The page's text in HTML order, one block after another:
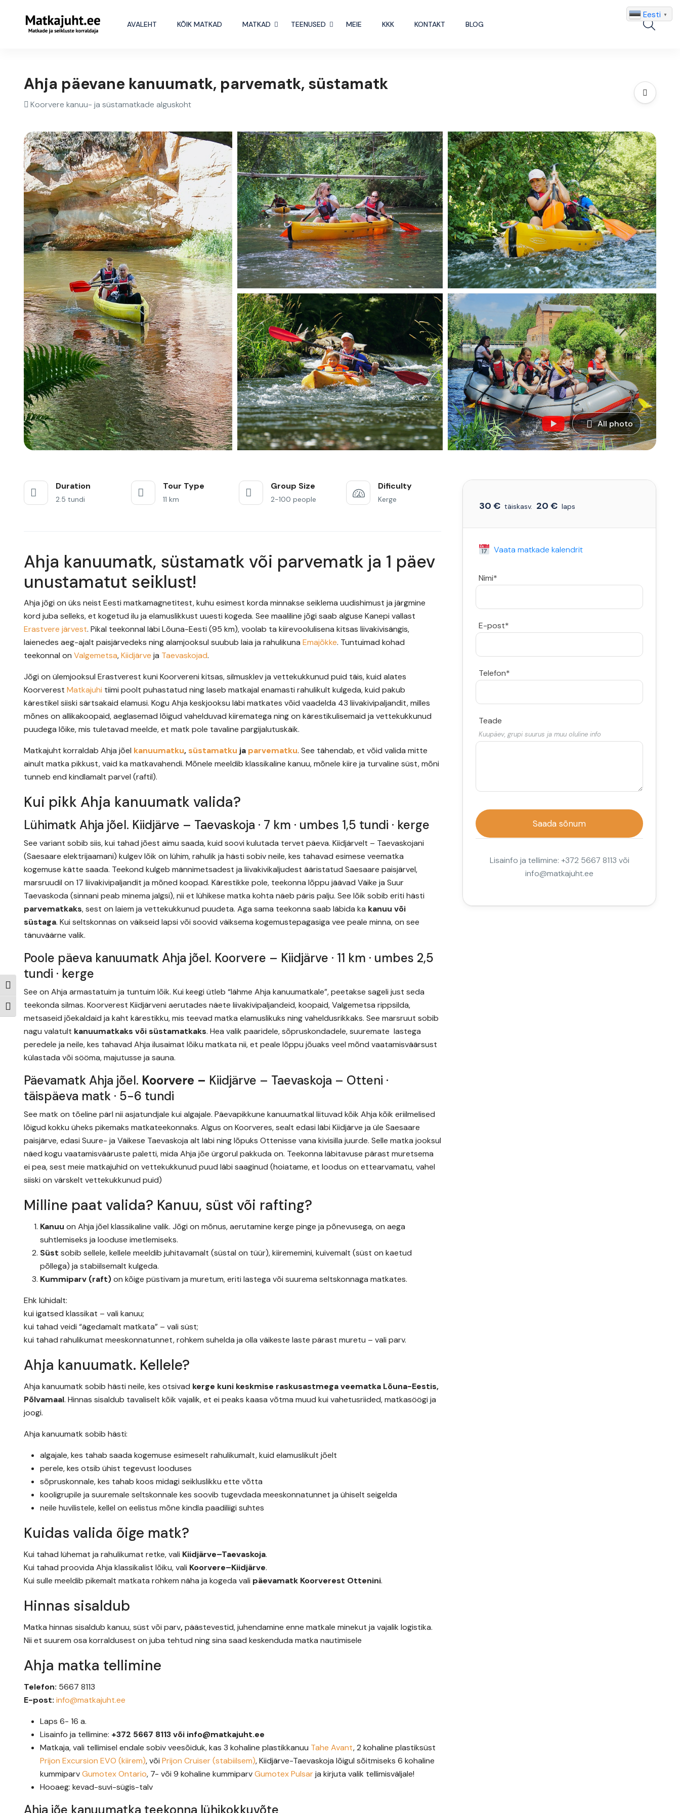
Toggle High Contrast
Toggle Font size
AVALEHT KÕIK MATKAD MATKAD TEENUSED MEIE KKK KONTAKT BLOG Search
Ahja päevane kanuumatk, parvematk, süstamatk
Koorvere kanuu- ja süstamatkade alguskoht
All photo
Duration
2.5 tundi
Tour Type
11 km
Group Size
2-100 people
Dificulty
Kerge
Ahja kanuumatk, süstamatk või parvematk ja 1 päev
unustamatut seiklust!
Ahja jõgi on üks neist Eesti matkamagnetitest, kuhu esimest korda minnakse seiklema uudishimust ja järgmine
kord juba selleks, et kogetud ilu ja elamuslikkust uuesti kogeda. See maaliline jõgi saab alguse Kanepi vallast
Erastvere järvest. Pikal teekonnal läbi Lõuna-Eesti (95 km), voolab ta kiirevoolulisena kitsas liivakivisängis,
laienedes aeg-ajalt paisjärvedeks ning alamjooksul suubub laia ja rahulikuna Emajõkke. Tuntuimad kohad
teekonnal on Valgemetsa,Kiidjärve ja Taevaskojad.
Jõgi on ülemjooksul Erastverest kuni Koorvereni kitsas, silmusklev ja vettekukkunud puid täis, kuid alates
Koorverest Matkajuhi tiimi poolt puhastatud ning laseb matkajal enamasti rahulikult kulgeda, kuid pakub
kärestikel siiski särtsakaid elamusi. Kogu Ahja keskjooksu läbi matkates võid vaadelda 43 liivakivipaljandit, milles
mõnes on allikakoopaid, aeglasemad lõigud vahelduvad kiirematega ning on kärestikulisemaid ja vettekukkunud
puudega lõike, mis tuletavad meelde, et matk pole tavaline pargijalutuskäik.
Matkajuht korraldab Ahja jõel kanuumatku, süstamatku ja parvematku. See tähendab, et võid valida mitte
ainult matka pikkust, vaid ka matkavahendi. Mõnele meeldib klassikaline kanuu, mõnele kiire ja turvaline süst, mõni
tunneb end kindlamalt parvel (raftil).
Kui pikk Ahja kanuumatk valida?
Lühimatk Ahja jõel. Kiidjärve – Taevaskoja · 7 km · umbes 1,5 tundi · kerge
See variant sobib siis, kui tahad jõest aimu saada, kuid soovi kulutada tervet päeva. Kiidjärvelt – Taevaskojani
(Saesaare elektrijaamani) kulgev lõik on lühim, rahulik ja hästi sobiv neile, kes tahavad esimese veematka
kogemuse kätte saada. Teekond kulgeb männimetsadest ja liivakivikaljudest ääristatud Saesaare paisjärvel,
marsruudil on 17 liivakivipaljandit ja mõned koopad. Kärestikke pole, teekonna lõppu jäävad Väike ja Suur
Taevaskoda (sinnani peab minema jalgsi), nii et lühikese matka kohta näeb päris palju. See lõik sobib eriti hästi
parvematkaks, sest on laiem ja vettekukkunud puudeta. Aga sama teekonna saab läbida ka kanuu või
süstaga. Kui seltskonnas on väikseid lapsi või soovid väiksema kogemustepagasiga vee peale minna, on see
tänuväärne valik.
Poole päeva kanuumatk Ahja jõel. Koorvere – Kiidjärve · 11 km · umbes 2,5
tundi · kerge
See on Ahja armastatuim ja tuntuim lõik. Kui keegi ütleb “lähme Ahja kanuumatkale”, peetakse sageli just seda
teekonda silmas. Koorverest Kiidjärveni aerutades näete liivakivipaljandeid, koopaid, Valgemetsa rippsilda,
metsaseid jõekaldaid ja kaht kärestikku, mis teevad matka elamuslikuks ning vaheldusrikkaks. See marsruut sobib
nagu valatult kanuumatkaks või süstamatkaks. Hea valik paaridele, sõpruskondadele, suuremate lastega
peredele ja neile, kes tahavad Ahja ilusaimat lõiku matkata nii, et peale lõppu jõuaks veel mõnd vaatamisväärsust
külastada või sööma, majutusse ja sauna.
Päevamatk Ahja jõel. Koorvere – Kiidjärve – Taevaskoja – Otteni ·
täispäeva matk · 5-6 tundi
See matk on tõeline pärl nii asjatundjale kui algajale. Päevapikkune kanuumatkal liituvad kõik Ahja kõik eriilmelised
lõigud kokku üheks pikemaks matkateekonnaks. Algus on Koorveres, sealt edasi läbi Kiidjärve ja üle Saesaare
paisjärve, edasi Suure- ja Väikese Taevaskoja alt läbi ning lõpuks Ottenisse vana kivisilla juurde. Selle matka jooksul
näed kogu vaatamisvääruste paletti, mida Ahja jõe ürgorul pakkuda on. Teekonna läbitavuse pärast muretsema
ei pea, sest meie matkajuhid on vettekukkunud puud läbi saaginud (hoiatame, et loodus on ettearvamatu, vahel
siiski on värskelt vettekukkunud puid)
Milline paat valida? Kanuu, süst või rafting?
Kanuu on Ahja jõel klassikaline valik. Jõgi on mõnus, aerutamine kerge pinge ja põnevusega, on aega
suhtlemiseks ja looduse imetlemiseks.
Süst sobib sellele, kellele meeldib juhitavamalt (süstal on tüür), kiirememini, kuivemalt (süst on kaetud
põllega) ja stabiilsemalt kulgeda.
Kummiparv (raft)on kõige püstivam ja muretum, eriti lastega või suurema seltskonnaga matkates.
Ehk lühidalt:
kui igatsed klassikat – vali kanuu;
kui tahad veidi “ägedamalt matkata” – vali süst;
kui tahad rahulikumat meeskonnatunnet, rohkem suhelda ja olla väikeste laste pärast muretu – vali parv.
Ahja kanuumatk. Kellele?
Ahja kanuumatk sobib hästi neile, kes otsivad kerge kuni keskmise raskusastmega veematka Lõuna-Eestis,
Põlvamaal. Hinnas sisaldub tavaliselt kõik vajalik, et ei peaks kaasa võtma muud kui vahetusriided, matkasöögi ja
joogi.
Ahja kanuumatk sobib hästi:
algajale, kes tahab saada kogemuse esimeselt rahulikumalt, kuid elamuslikult jõelt
perele, kes otsib ühist tegevust looduses
sõpruskonnale, kes tahab koos midagi seikluslikku ette võtta
kooligrupile ja suuremale seltskonnale kes soovib tugevdada meeskonnatunnet ja ühiselt seigelda
neile huvilistele, kellel on eelistus mõne kindla paadiliigi suhtes
Kuidas valida õige matk?
Kui tahad lühemat ja rahulikumat retke, vali Kiidjärve–Taevaskoja.
Kui tahad proovida Ahja klassikalist lõiku, vali Koorvere–Kiidjärve.
Kui sulle meeldib pikemalt matkata rohkem näha ja kogeda vali päevamatk Koorverest Ottenini.
Hinnas sisaldub
Matka hinnas sisaldub kanuu, süst või parv,päästevestid, juhendamine enne matkale minekut ja vajalik logistika.
Nii et suurem osa korraldusest on juba tehtud ning sina saad keskenduda matka nautimisele
Ahja matka tellimine
Telefon: 5667 8113
E-post: info@matkajuht.ee
Laps 6- 16 a.
Lisainfo ja tellimine: +372 5667 8113 või info@matkajuht.ee
Matkaja, vali tellimisel endale sobiv veesõiduk, kas 3 kohaline plastikkanuu Tahe Avant, 2 kohaline plastiksüst
Prijon Excursion EVO (kiirem), või Prijon Cruiser (stabiilsem), Kiidjärve-Taevaskoja lõigul sõitmiseks 6 kohaline
kummiparvGumotex Ontario, 7- või 9 kohaline kummiparvGumotex Pulsarja kirjuta valik tellimisväljale!
Hooaeg: kevad-suvi-sügis-talv
Ahja jõe kanuumatka teekonna lühikokkuvõte
30 € täiskasv. 20 € laps
Vaata matkade kalendrit
Nimi*
E-post*
Telefon*
Teade
Kuupäev, grupi suurus ja muu oluline info
Lisainfo ja tellimine: +372 5667 8113 või
info@matkajuht.ee
Eesti ▼